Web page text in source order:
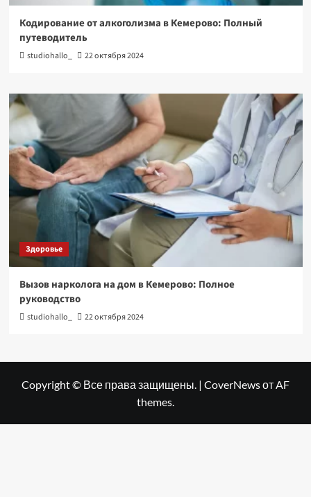
Кодирование от алкоголизма в Кемерово: Полный
путеводитель
studiohallo_ 22 октября 2024
Здоровье
Вызов нарколога на дом в Кемерово: Полное
руководство
studiohallo_ 22 октября 2024
Copyright © Все права защищены. | CoverNewsот AF
themes.